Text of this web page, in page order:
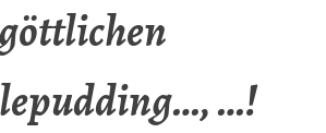
…!